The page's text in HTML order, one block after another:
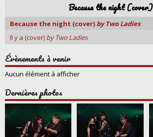
Because the night (cover)
Because the night (cover) by Two Ladies
Il y a (cover) by Two Ladies
Évènements à venir
Aucun élément à afficher
Dernières photos